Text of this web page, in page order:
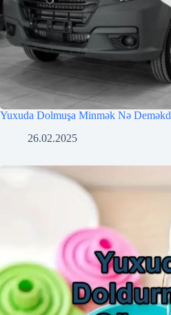
Yuxuda Dolmuşa Minmək Nə
26.02.2025